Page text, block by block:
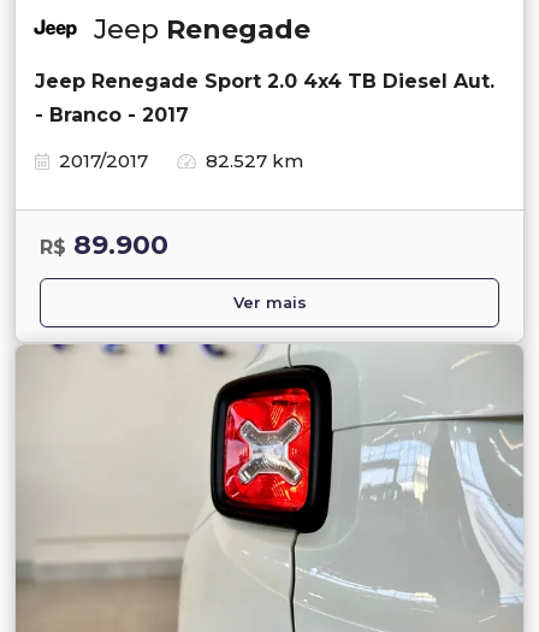
Jeep Renegade
Jeep Renegade Sport 2.0 4x4 TB Diesel Aut.
- Branco - 2017
2017/2017
82.527 km
R$ 89.900
Ver mais